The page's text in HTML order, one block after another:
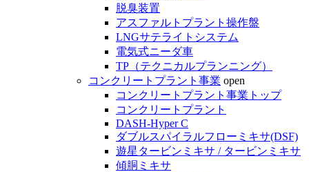
脱臭装置
アスファルトプラント操作盤
LNGサテライトシステム
電気式ニーダ車
TP（テクニカルプランニング）
コンクリートプラント事業 open
コンクリートプラント事業トップ
コンクリートプラント
DASH-Hyper C
ダブルスパイラルフローミキサ(DSF)
遊星タービンミキサ / タービンミキサ
傾胴ミキサ